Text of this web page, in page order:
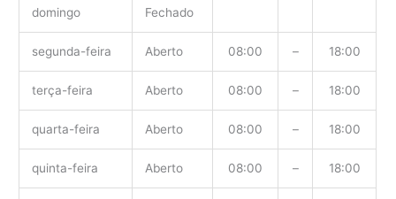
domingo Fechado
segunda-feira Aberto 08:00 – 18:00
terça-feira Aberto 08:00 – 18:00
quarta-feira Aberto 08:00 – 18:00
quinta-feira Aberto 08:00 – 18:00